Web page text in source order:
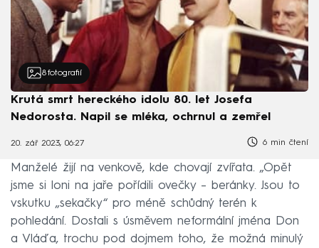
8 fotografií
Krutá smrt hereckého idolu 80. let Josefa
Nedorosta. Napil se mléka, ochrnul a zemřel
20. zář 2023, 06:27 6 min čtení
Manželé žijí na venkově, kde chovají zvířata. „Opět
jsme si loni na jaře pořídili ovečky – beránky. Jsou to
vskutku „sekačky“ pro méně schůdný terén k
pohledání. Dostali s úsměvem neformální jména Don
a Vláďa, trochu pod dojmem toho, že možná minulý